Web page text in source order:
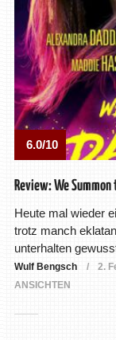
6.0/10
Review: We
Heute mal wieder
trotz manch
unterhalten
Wulf Bengsch 2.
ANSICHTEN